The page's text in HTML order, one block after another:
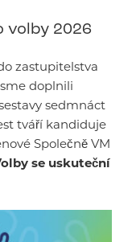
2026
zastupitelstva
doplnili
sedmnáct
tváří kandiduje
Společně VM
se uskuteční